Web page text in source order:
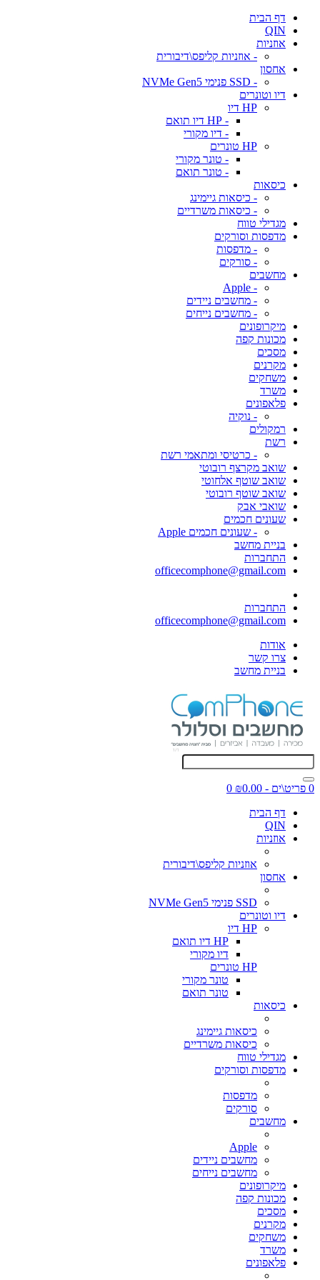
דף הבית
QIN
אוזניות
- אוזניות קליפס\דיבורית
אחסון
- SSD פנימי NVMe Gen5
דיו וטונרים
HP דיו
- HP דיו תואם
- דיו מקורי
HP טונרים
- טונר מקורי
- טונר תואם
כיסאות
- כיסאות גיימינג
- כיסאות משרדיים
מגדילי טווח
מדפסות וסורקים
- מדפסות
- סורקים
מחשבים
- Apple
- מחשבים ניידים
- מחשבים נייחים
מיקרופונים
מכונות קפה
מסכים
מקרנים
משחקים
משרד
פלאפונים
- נוקיה
רמקולים
רשת
- כרטיסי ומתאמי רשת
שואב מקרצף רובוטי
שואב שוטף אלחוטי
שואב שוטף רובוטי
שואבי אבק
שעונים חכמים
- שעונים חכמים Apple
בניית מחשב
התחברות
officecomphone@gmail.com
התחברות
officecomphone@gmail.com
אודות
צרו קשר
בניית מחשב
0 פריט\ים - ₪0.00
0
דף הבית
QIN
אוזניות
אוזניות קליפס\דיבורית
אחסון
SSD פנימי NVMe Gen5
דיו וטונרים
HP דיו
HP דיו תואם
דיו מקורי
HP טונרים
טונר מקורי
טונר תואם
כיסאות
כיסאות גיימינג
כיסאות משרדיים
מגדילי טווח
מדפסות וסורקים
מדפסות
סורקים
מחשבים
Apple
מחשבים ניידים
מחשבים נייחים
מיקרופונים
מכונות קפה
מסכים
מקרנים
משחקים
משרד
פלאפונים